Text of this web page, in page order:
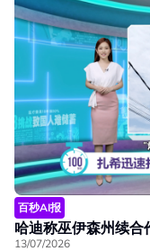
百秒AI报
哈迪称巫伊森州续合
13/07/2026